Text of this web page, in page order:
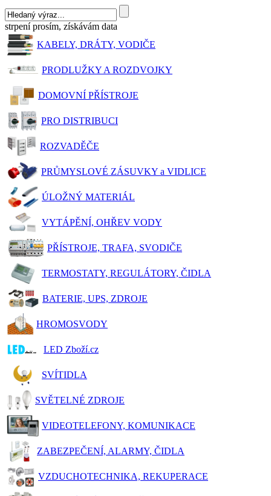
strpení prosím, získávám data
KABELY, DRÁTY, VODIČE
PRODLUŽKY A ROZDVOJKY
DOMOVNÍ PŘÍSTROJE
PRO DISTRIBUCI
ROZVADĚČE
PRŮMYSLOVÉ ZÁSUVKY a VIDLICE
ÚLOŽNÝ MATERIÁL
VYTÁPĚNÍ, OHŘEV VODY
PŘÍSTROJE, TRAFA, SVODIČE
TERMOSTATY, REGULÁTORY, ČIDLA
BATERIE, UPS, ZDROJE
HROMOSVODY
LED Zboží.cz
SVÍTIDLA
SVĚTELNÉ ZDROJE
VIDEOTELEFONY, KOMUNIKACE
ZABEZPEČENÍ, ALARMY, ČIDLA
VZDUCHOTECHNIKA, REKUPERACE